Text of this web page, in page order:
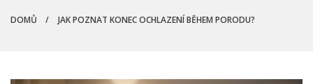
DOMŮ JAK POZNAT KONEC OCHLAZENÍ BĚHEM PORODU?